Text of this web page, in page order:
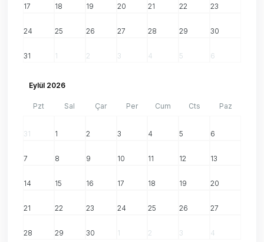
17 18 19 20 21 22 23
24 25 26 27 28 29 30
31 1 2 3 4 5 6
Eylül 2026
Pzt Sal Çar Per Cum Cts Paz
31 1 2 3 4 5 6
7 8 9 10 11 12 13
14 15 16 17 18 19 20
21 22 23 24 25 26 27
28 29 30 1 2 3 4